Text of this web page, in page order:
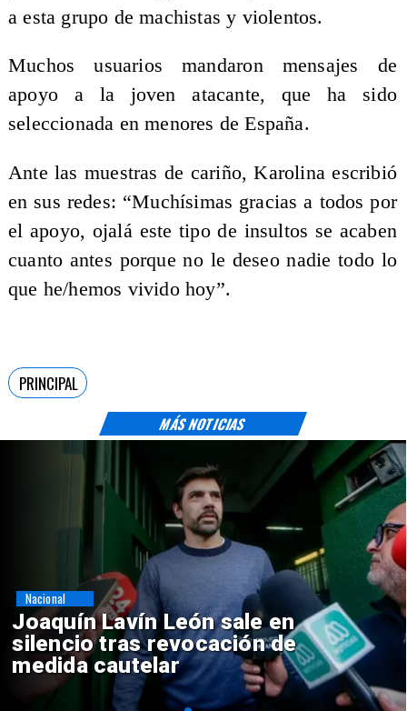
MÁS NOTICIAS
a esta grupo de machistas y violentos.
Muchos usuarios mandaron mensajes de
apoyo a la joven atacante, que ha sido
seleccionada en menores de España.
Ante las muestras de cariño, Karolina escribió
en sus redes: “Muchísimas gracias a todos por
el apoyo, ojalá este tipo de insultos se acaben
cuanto antes porque no le deseo nadie todo lo
que he/hemos vivido hoy”.
PRINCIPAL
Chile y Venezuela formalizan
reinicio de relaciones
consulares
Nacional